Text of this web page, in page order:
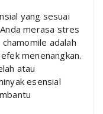
yang sesuai
merasa stres
adalah
menenangkan.
atau
esensial